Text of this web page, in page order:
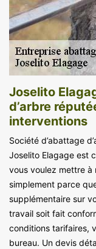
Joselito
d’arbre
interventions
Société d’abattage
Joselito Elagage est
vous voulez mettre à
simplement parce
supplémentaire sur
travail soit fait
conditions tarifaires,
bureau. Un devis